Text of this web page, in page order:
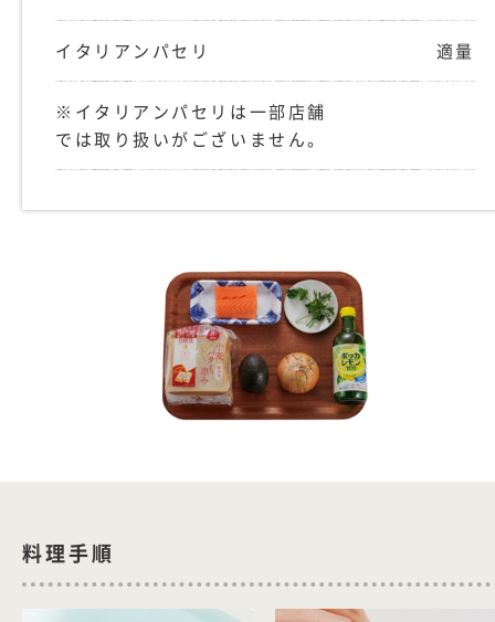
イタリアンパセリ 適量
※イタリアンパセリは一部店舗
では取り扱いがございません。
料理手順